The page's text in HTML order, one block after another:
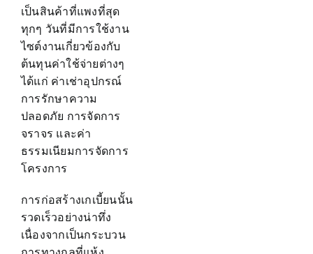
เป็นสินค้าที่แพงที่สุด
ทุกๆ วันที่มีการใช้งาน
ไซต์งานเกี่ยวข้องกับ
ต้นทุนค่าใช้จ่ายต่างๆ
ได้แก่ ค่าเช่าอุปกรณ์
การรักษาความ
ปลอดภัย การจัดการ
จราจร และค่า
ธรรมเนียมการจัดการ
โครงการ
การก่อสร้างเกเบี้ยนนั้น
รวดเร็วอย่างน่าทึ่ง
เนื่องจากเป็นกระบวน